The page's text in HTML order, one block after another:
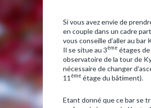
Si vous avez envie de
en couple dans un cadre
vous conseille d’aller au bar
Il se situe au 3ème étages
observatoire de la tour de
nécessaire de changer
11 ème étage du bâtiment).
Etant donné que ce bar se